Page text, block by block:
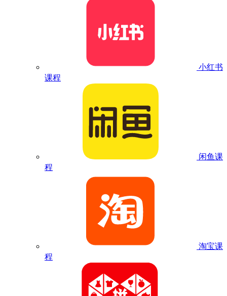
小红书
课程
闲鱼课
程
淘宝课
程